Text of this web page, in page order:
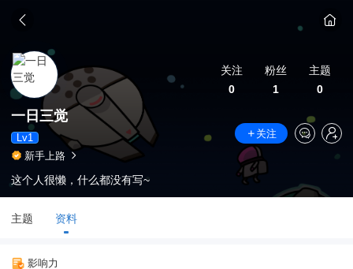
关注
0
粉丝
1
主题
0
一日三觉
Lv1
关注
新手上路
这个人很懒，什么都没有写~
主题 资料
影响力